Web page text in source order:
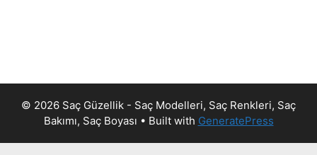
© 2026 Saç Güzellik - Saç Modelleri, Saç Renkleri, Saç
Bakımı, Saç Boyası • Built with GeneratePress